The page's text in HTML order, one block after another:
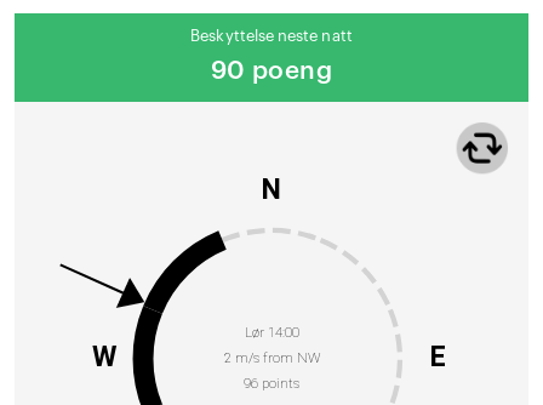
Beskyttelse neste natt
90 poeng
Lør 14:00
2 m/s from NW
96 points
N
E
W